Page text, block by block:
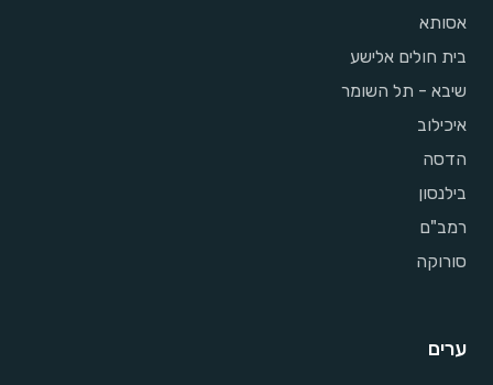
אסותא
בית חולים אלישע
שיבא - תל השומר
איכילוב
הדסה
בילנסון
רמב"ם
סורוקה
ערים